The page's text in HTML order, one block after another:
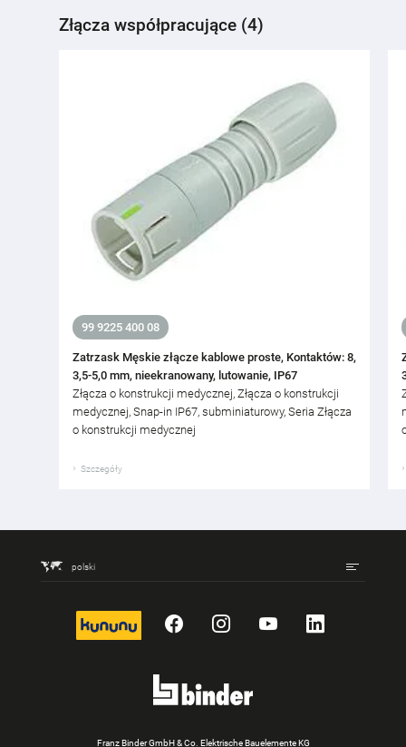
Złącza współpracujące (4)
99 9225 400 08
Zatrzask Męskie złącze kablowe proste, Kontaktów: 8,
3,5-5,0 mm, nieekranowany, lutowanie, IP67
Złącza o konstrukcji medycznej, Złącza o konstrukcji
medycznej, Snap-in IP67, subminiaturowy, Seria Złącza
o konstrukcji medycznej
Szczegóły
polski
kununu FacebookInstagram
YouTubeLinkedIn
Franz Binder GmbH & Co. Elektrische Bauelemente KG